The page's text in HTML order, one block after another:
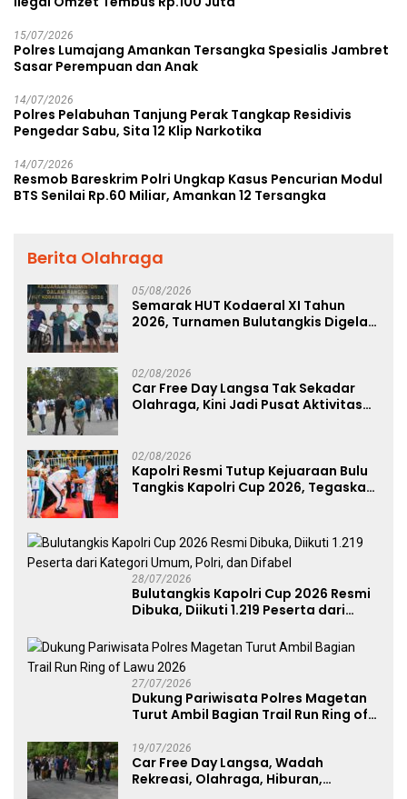
15/07/2026
Polres Lumajang Amankan Tersangka Spesialis Jambret
Sasar Perempuan dan Anak
14/07/2026
Polres Pelabuhan Tanjung Perak Tangkap Residivis
Pengedar Sabu, Sita 12 Klip Narkotika
14/07/2026
Resmob Bareskrim Polri Ungkap Kasus Pencurian Modul
BTS Senilai Rp.60 Miliar, Amankan 12 Tersangka
Berita Olahraga
05/08/2026
Semarak HUT Kodaeral XI Tahun
2026, Turnamen Bulutangkis Digelar
02/08/2026
Car Free Day Langsa Tak Sekadar
Olahraga, Kini Jadi Pusat Aktivitas
02/08/2026
Kapolri Resmi Tutup Kejuaraan Bulu
Tangkis Kapolri Cup 2026, Tegaskan
28/07/2026
Bulutangkis Kapolri Cup 2026 Resmi
Dibuka, Diikuti 1.219 Peserta dari
27/07/2026
Dukung Pariwisata Polres Magetan
Turut Ambil Bagian Trail Run Ring of
19/07/2026
Car Free Day Langsa, Wadah
Rekreasi, Olahraga, Hiburan,